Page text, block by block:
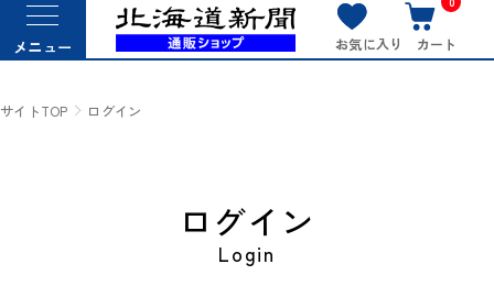
メニュー お気に入り カート
サイトTOP ログイン
ログイン
Login